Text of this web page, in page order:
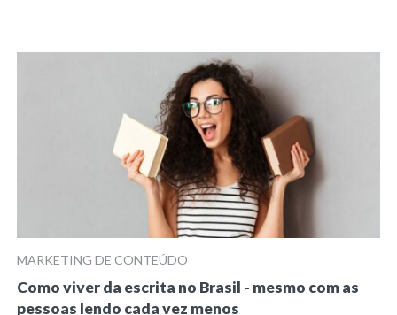
MARKETING DE CONTEÚDO
Como viver da escrita no Brasil - mesmo com as
pessoas lendo cada vez menos